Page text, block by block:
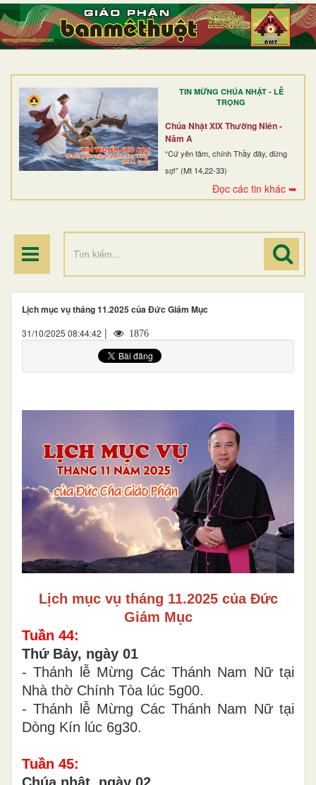
TIN MỪNG CHÚA NHẬT - LỄ
TRỌNG
Chúa Nhật XIX Thường Niên -
Năm A
“Cứ yên tâm, chính Thầy đây, đừng
sợ!” (Mt 14,22-33)
Đọc các tin khác ➥
TRANG NHẤT
GIỚI THIỆU
DÒNG TU
BAN MỤC VỤ
ĐOÀN THỂ CG
Lịch mục vụ tháng 11.2025 của Đức Giám Mục
31/10/2025 08:44:42 | 1876
Lịch mục vụ tháng 11.2025 của Đức
Giám Mục
Tuần 44:
Thứ Bảy, ngày 01
- Thánh lễ Mừng Các Thánh Nam Nữ tại
Nhà thờ Chính Tòa lúc 5g00.
- Thánh lễ Mừng Các Thánh Nam Nữ tại
Dòng Kín lúc 6g30.
Tuần 45:
Chúa nhật, ngày 02